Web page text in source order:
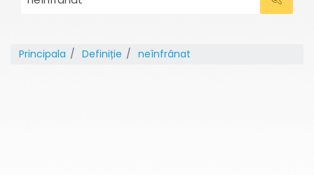
Principala Definiție neînfrânat